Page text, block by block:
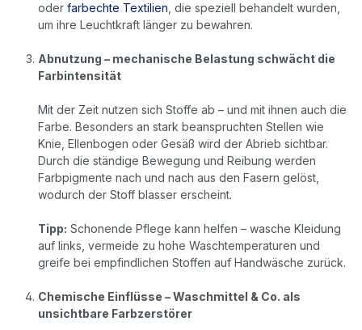
oder farbechte Textilien , die speziell behandelt wurden,
um ihre Leuchtkraft länger zu bewahren.
Abnutzung – mechanische Belastung schwächt die
Farbintensität
Mit der Zeit nutzen sich Stoffe ab – und mit ihnen auch die
Farbe. Besonders an stark beanspruchten Stellen wie
Knie, Ellenbogen oder Gesäß wird der Abrieb sichtbar.
Durch die ständige Bewegung und Reibung werden
Farbpigmente nach und nach aus den Fasern gelöst,
wodurch der Stoff blasser erscheint.
Tipp: Schonende Pflege kann helfen – wasche Kleidung
auf links, vermeide zu hohe Waschtemperaturen und
greife bei empfindlichen Stoffen auf Handwäsche zurück.
Chemische Einflüsse – Waschmittel & Co. als
unsichtbare Farbzerstörer